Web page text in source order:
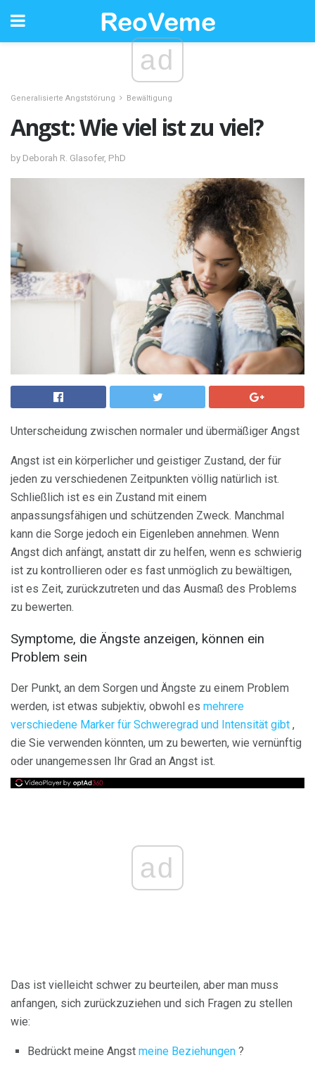
ad
Generalisierte Angststörung Bewältigung
Angst: Wie viel ist zu viel?
by Deborah R. Glasofer, PhD
Unterscheidung zwischen normaler und übermäßiger Angst
Angst ist ein körperlicher und geistiger Zustand, der für
jeden zu verschiedenen Zeitpunkten völlig natürlich ist.
Schließlich ist es ein Zustand mit einem
anpassungsfähigen und schützenden Zweck. Manchmal
kann die Sorge jedoch ein Eigenleben annehmen. Wenn
Angst dich anfängt, anstatt dir zu helfen, wenn es schwierig
ist zu kontrollieren oder es fast unmöglich zu bewältigen,
ist es Zeit, zurückzutreten und das Ausmaß des Problems
zu bewerten.
Symptome, die Ängste anzeigen, können ein
Problem sein
Der Punkt, an dem Sorgen und Ängste zu einem Problem
werden, ist etwas subjektiv, obwohl es mehrere
verschiedene Marker für Schweregrad und Intensität gibt ,
die Sie verwenden könnten, um zu bewerten, wie vernünftig
oder unangemessen Ihr Grad an Angst ist.
ad
Das ist vielleicht schwer zu beurteilen, aber man muss
anfangen, sich zurückzuziehen und sich Fragen zu stellen
wie:
Bedrückt meine Angst meine Beziehungen ?